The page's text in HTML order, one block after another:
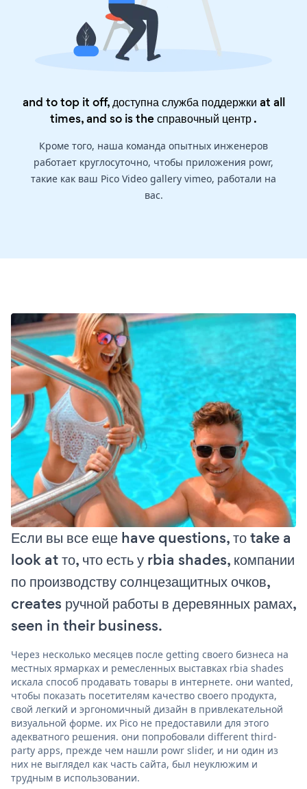
and to top it off, доступна служба поддержки at all
times, and so is theсправочный центр.
Кроме того, наша команда опытных инженеров
работает круглосуточно, чтобы приложения powr,
такие как ваш Pico Video gallery vimeo, работали на
вас.
Если вы все еще have questions, то take a
look at то, что есть у rbia shades, компании
по производству солнцезащитных очков,
creates ручной работы в деревянных рамах,
seen in their business.
Через несколько месяцев после getting своего бизнеса на
местных ярмарках и ремесленных выставках rbia shades
искала способ продавать товары в интернете. они wanted,
чтобы показать посетителям качество своего продукта,
свой легкий и эргономичный дизайн в привлекательной
визуальной форме. их Pico не предоставили для этого
адекватного решения. они попробовали different third-
party apps, прежде чем нашли powr slider, и ни один из
них не выглядел как часть сайта, был неуклюжим и
трудным в использовании.